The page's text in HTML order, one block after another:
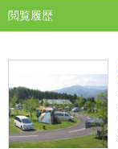
閲覧履歴